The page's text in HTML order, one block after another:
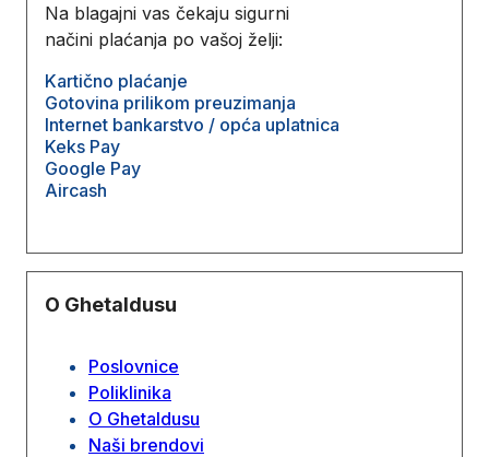
Na blagajni vas čekaju sigurni
načini plaćanja po vašoj želji:
Kartično plaćanje
Gotovina prilikom preuzimanja
Internet bankarstvo / opća uplatnica
Keks Pay
Google Pay
Aircash
O Ghetaldusu
Poslovnice
Poliklinika
O Ghetaldusu
Naši brendovi